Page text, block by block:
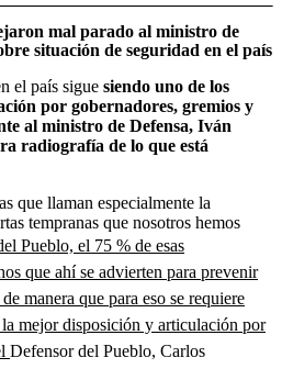
mal parado al ministro de
situación de seguridad en el país
el país sigue siendo uno de los
por gobernadores, gremios y
al ministro de Defensa, Iván
radiografía de lo que está
que llaman especialmente la
tempranas que nosotros hemos
Pueblo, el 75 % de esas
que ahí se advierten para prevenir
manera que para eso se requiere
mejor disposición y articulación por
Defensor del Pueblo, Carlos